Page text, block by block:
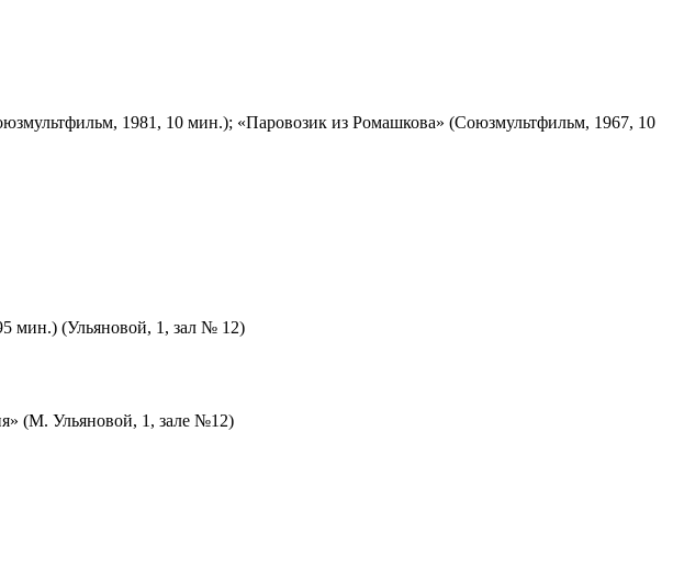
1981, 10 мин.); «Паровозик из Ромашкова» (Союзмультфильм, 1967, 10
мин.) (Ульяновой, 1, зал № 12)
(М. Ульяновой, 1, зале №12)